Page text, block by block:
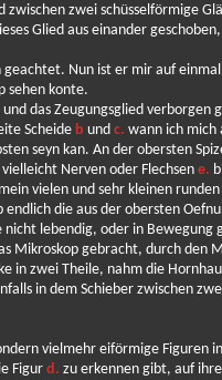
zwei schüsselförmige
Glied aus einander
Nun ist er mir auf
sehen konte.
das Zeugungsglied verborgen
Scheide b und c. wann ich mich
seyn kan. An der obersten
Nerven oder Flechsen e.
vielen und sehr kleinen
die aus der obersten
lebendig, oder in Bewegung
Mikroskop gebracht, durch den
in zwei Theile, nahm die
in dem Schieber zwischen
vielmehr eiförmige Figuren
Figur d. zu erkennen gibt, auf